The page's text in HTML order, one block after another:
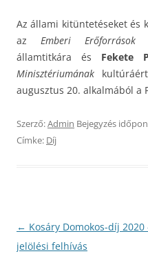
Az állami kitüntetéseket és
az Emberi Erőforrások
államtitkára és Fekete
Minisztériumának
augusztus 20. alkalmából a
Szerző:Admin Bejegyzés
Címke: Díj
Bejegyzés
navigáció
← Kosáry Domokos-díj 2020
jelölési felhívás